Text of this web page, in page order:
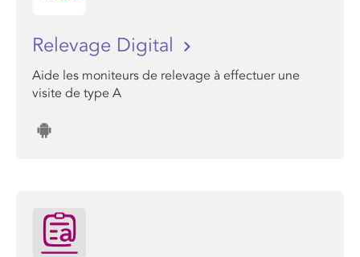
Relevage Digital
Aide les moniteurs de relevage à effectuer une
visite de type A